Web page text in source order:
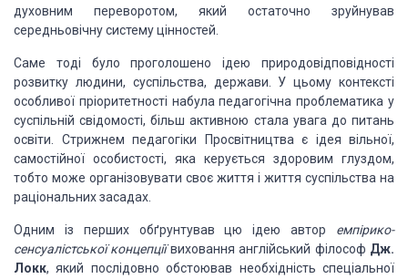
духовним переворотом, який остаточно зруйнував
середньовічну систему цінностей.
Саме тоді було проголошено ідею природовідповідності
розвитку людини, суспільства, держави.
У цьому контексті
особливої пріоритетності набула педагогічна проблематика у
суспільній свідомості, більш активною стала увага до питань
освіти. Стрижнем педагогіки Просвітництва є ідея вільної,
самостійної особистості, яка керується здоровим глуздом,
тобто може організовувати своє життя і життя суспільства на
раціональних засадах.
Одним із перших обґрунтував цю ідею автор емпірико-
сенсуалістськоїконцепціївиховання англійський філософ Дж.
Локк, який послідовно обстоював необхідність спеціальної